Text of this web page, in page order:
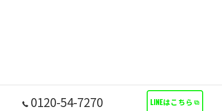
0120-54-7270 LINEはこちら